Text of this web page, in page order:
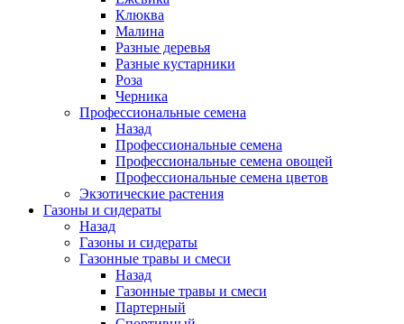
Клюква
Малина
Разные деревья
Разные кустарники
Роза
Черника
Профессиональные семена
Назад
Профессиональные семена
Профессиональные семена овощей
Профессиональные семена цветов
Экзотические растения
Газоны и сидераты
Назад
Газоны и сидераты
Газонные травы и смеси
Назад
Газонные травы и смеси
Партерный